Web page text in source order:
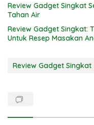
Review Gadget Singkat
Tahan Air
Review Gadget Singkat:
Untuk Resep Masakan
Review Gadget Singkat